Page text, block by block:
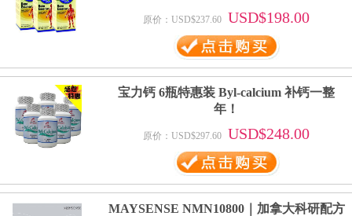
原价：USD$237.60 USD$198.00
宝力钙 6瓶特惠装 Byl-calcium 补钙一整
年！
原价：USD$297.60 USD$248.00
MAYSENSE NMN10800｜加拿大科研配方